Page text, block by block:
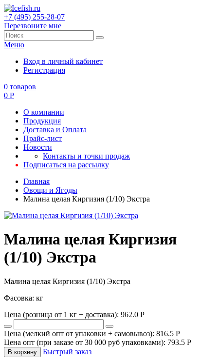
+7 (495) 255-28-07
Перезвоните мне
Меню
Вход в личный кабинет
Регистрация
0 товаров
0 Р
О компании
Продукция
Доставка и Оплата
Прайс-лист
Новости
Контакты и точки продаж
Подписаться на рассылку
Главная
Овощи и Ягоды
Малина целая Киргизия (1/10) Экстра
Малина целая Киргизия
(1/10) Экстра
Малина целая Киргизия (1/10) Экстра
Фасовка: кг
Цена (розница от 1 кг + доставка): 962.0 P
Цена (мелкий опт от упаковки + самовывоз): 816.5 P
Цена опт (при заказе от 30 000 руб упаковками): 793.5 P
В корзину Быстрый заказ